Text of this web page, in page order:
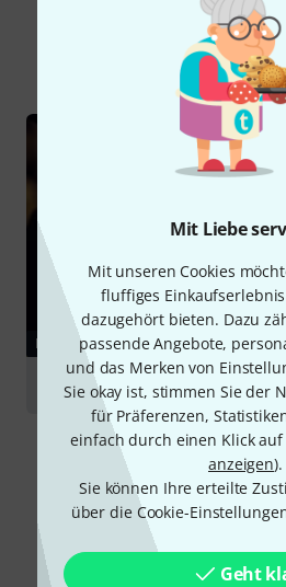
Mit Liebe
Mit unseren Cookies
fluffiges
dazugehört bieten. Dazu
passende Angebote,
und das Merken von
Sie okay ist, stimmen Sie der
für Präferenzen,
einfach durch einen Klick auf
anzeigen).
Sie können Ihre erteilte
über die Cookie-
Geht
Schon
Alle
RATGEBER
Oboen
Alternativen